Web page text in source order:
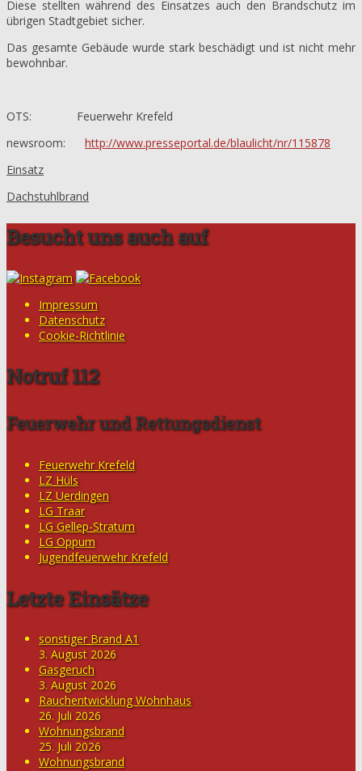
Diese stellten während des Einsatzes auch den Brandschutz im
übrigen Stadtgebiet sicher.
Das gesamte Gebäude wurde stark beschädigt und ist nicht mehr
bewohnbar.
OTS: Feuerwehr Krefeld
newsroom: http://www.presseportal.de/blaulicht/nr/115878
Einsatz
Dachstuhlbrand
Besucht uns auch auf
Impressum
Datenschutz
Cookie-Richtlinie
Notruf 112
Feuerwehr und Rettungsdienst
Feuerwehr Krefeld
LZ Hüls
LZ Uerdingen
LG Traar
LG Gellep-Stratum
LG Oppum
Jugendfeuerwehr Krefeld
Letzte Einsätze
sonstiger Brand A1
3. August 2026
Gasgeruch
3. August 2026
Rauchentwicklung Wohnhaus
26. Juli 2026
Wohnungsbrand
25. Juli 2026
Wohnungsbrand